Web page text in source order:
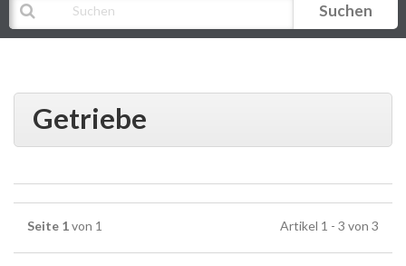
Suchen
Getriebe
Seite 1von 1 Artikel 1 - 3 von 3